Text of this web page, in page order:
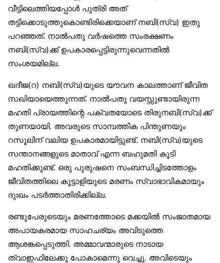
വീട്ടിലെത്തിയപ്പോൾ പുത്രി അത്
തട്ടിക്കൊടുത്തുകൊണ്ടിരിക്കെയാണ് നബി(സ്വ) ഇതു
പറഞ്ഞത്. നാൽപതു വർഷത്തെ സംരക്ഷണം
നബി(സ്വ)ക്ക് ഉപകാരപ്പെട്ടിരുന്നുവെന്നതിൽ
സംശയമില്ല.
ഖദീജ(റ) നബി(സ്വ)യുടെ യൗവന കാലത്താണ് ജീവിത
സഖിയായെത്തുന്നത്. നാൽപതു വയസ്സുണ്ടായിരുന്ന
മഹതി പ്രായത്തിന്റെ പക്വതയോടെ തിരുനബി(സ്വ)ക്ക്
തുണയായി. അവരുടെ സാമ്പത്തിക പിന്തുണയും
റസൂലിന് വലിയ ഉപകാരമായിട്ടുണ്ട്. നബി(സ്വ)യുടെ
സന്താനങ്ങളുടെ മാതാവ് എന്ന ബഹുമതി കൂടി
മഹതിക്കുണ്ട്. ഒരു പുരുഷനെ സംബന്ധിച്ചിടത്തോളം
ജീവിതത്തിലെ കൂട്ടാളിയുടെ മരണം സ്വാഭാവികമായും
ദുഃഖം പടർത്താതിരിക്കില്ല.
രണ്ടുപേരുടെയും മരണത്തോടെ മക്കയിൽ സംജാതമായ
അപായകരമായ സാഹചര്യം അവിടുത്തെ
ആശങ്കപ്പെടുത്തി. അമ്മാവന്മാരുടെ നാടായ
ത്വാഇഫിലേക്കു പോകാമെന്നു വെച്ചു. അവിടെയും